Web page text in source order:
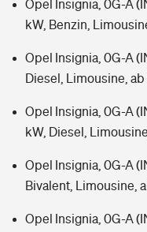
Opel Insignia, 0G-A
kW, Benzin,
Opel Insignia, 0G-A
Diesel, Limousine,
Opel Insignia, 0G-A
kW, Diesel,
Opel Insignia, 0G-A
Bivalent, Limousine,
Opel Insignia, 0G-A